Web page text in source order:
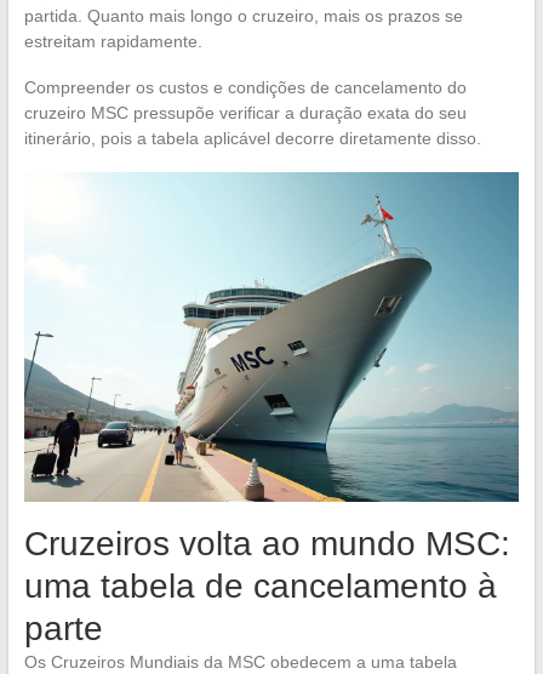
partida. Quanto mais longo o cruzeiro, mais os prazos se
estreitam rapidamente.
Compreender os custos e condições de cancelamento do
cruzeiro MSC pressupõe verificar a duração exata do seu
itinerário, pois a tabela aplicável decorre diretamente disso.
Cruzeiros volta ao mundo MSC:
uma tabela de cancelamento à
parte
Os Cruzeiros Mundiais da MSC obedecem a uma tabela